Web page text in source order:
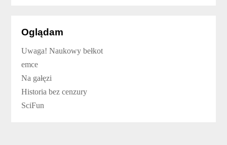
Oglądam
Uwaga! Naukowy bełkot
emce
Na gałęzi
Historia bez cenzury
SciFun